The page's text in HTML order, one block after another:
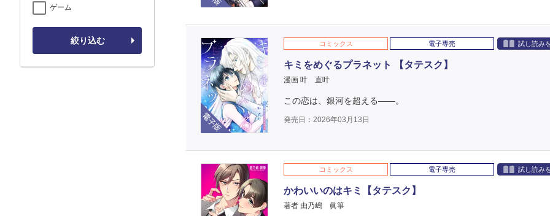
電子版
コミックス 電子専売 試し読み
キミをめぐるプラネット 【タテスク】
漫画 叶 直叶
この恋は、銀河を超える――。
発売日：2026年03月13日
コミックス 電子専売 試し読み
かわいいのはキミ【タテスク】
著者 由乃嶋 眞箏
ゲーム
絞り込む